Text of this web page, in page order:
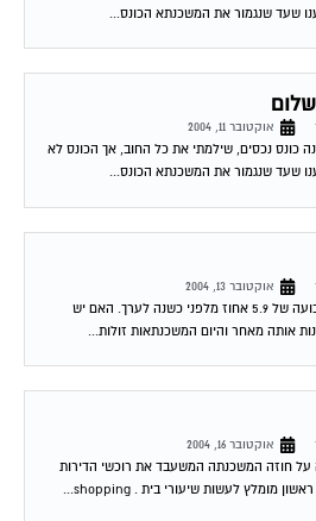
שעד שנגמור את המשכנתא הכונס...
אוקטובר 11, 2004
כונס נכסים, שילמתי את כל החוב, אך הכונס לא
שעד שנגמור את המשכנתא הכונס...
אוקטובר 13, 2004
יש לי משכנתא צמודה בריבית קבועה של 5.9 אחוז מלפני כשנה לערך. האם יש
אותה מאחר והיום המשכנתאות זולות...
אוקטובר 16, 2004
על חוזה המשכנתה המשעבד את רוכשי הדירות